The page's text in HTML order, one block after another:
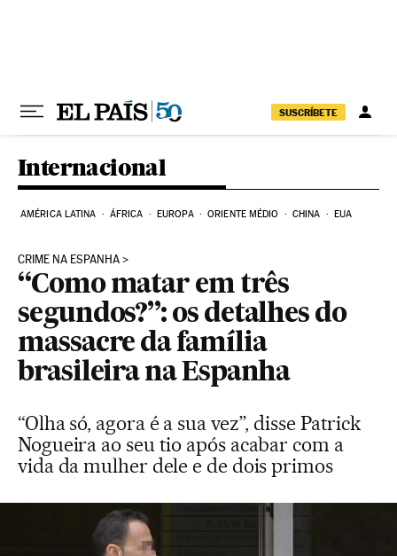
SUSCRÍBETE
Internacional
AMÉRICA LATINA ÁFRICA EUROPA ORIENTE MÉDIO CHINA EUA
CRIME NA ESPANHA
“Como matar em três
segundos?”: os detalhes do
massacre da família
brasileira na Espanha
“Olha só, agora é a sua vez”, disse Patrick
Nogueira ao seu tio após acabar com a
vida da mulher dele e de dois primos